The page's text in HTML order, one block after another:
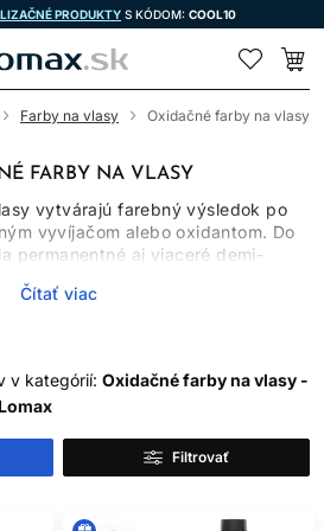
PRODUKTY S KÓDOM: COOL10
Farby na vlasy Oxidačné farby na vlasy
FARBY NA VLASY
vytvárajú farebný výsledok po
vyvíjačom alebo oxidantom. Do
permanentné aj viaceré demi-
schopnosťou zosvetľovať
a presný návod výrobcu.
FARBY
krému alebo gélu s určeným
Čítať viac
v kategórií: Oxidačné farby na vlasy -
Filtrovať